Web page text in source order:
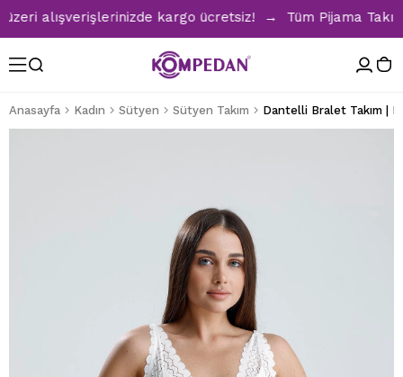
alışverişlerinizde kargo ücretsiz! → Tüm Pijama
Anasayfa Kadın Sütyen Sütyen Takım Dantelli Bralet Takım |